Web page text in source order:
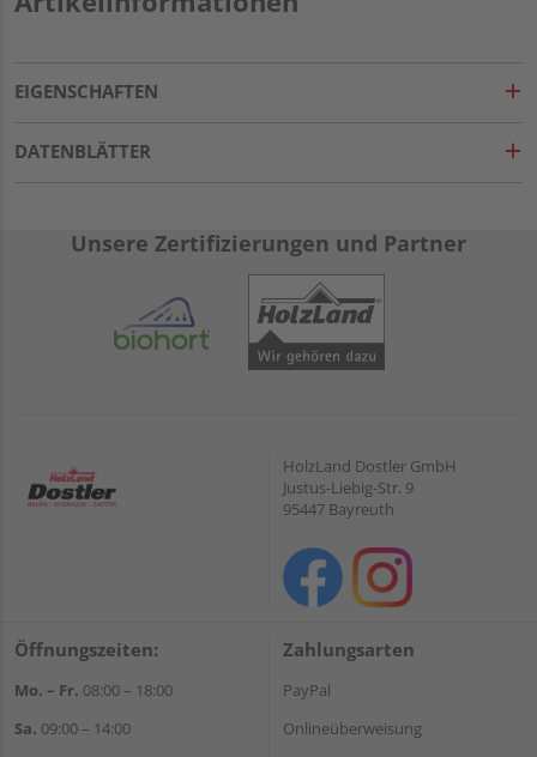
EIGENSCHAFTEN
DATENBLÄTTER
Unsere Zertifizierungen und Partner
HolzLand Dostler GmbH
Justus-Liebig-Str. 9
95447 Bayreuth
Öffnungszeiten:
Mo. – Fr. 08:00 – 18:00
Sa. 09:00 – 14:00
Zahlungsarten
PayPal
Onlineüberweisung